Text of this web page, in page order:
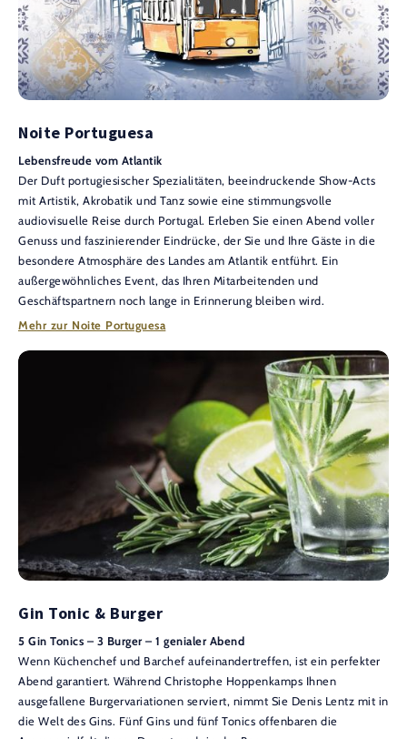
Noite Portuguesa
Lebensfreude vom Atlantik
Der Duft portugiesischer Spezialitäten, beeindruckende Show-Acts
mit Artistik, Akrobatik und Tanz sowie eine stimmungsvolle
audiovisuelle Reise durch Portugal. Erleben Sie einen Abend voller
Genuss und faszinierender Eindrücke, der Sie und Ihre Gäste in die
besondere Atmosphäre des Landes am Atlantik entführt. Ein
außergewöhnliches Event, das Ihren Mitarbeitenden und
Geschäftspartnern noch lange in Erinnerung bleiben wird.
Mehr zur Noite Portuguesa
Gin Tonic & Burger
5 Gin Tonics – 3 Burger – 1 genialer Abend
Wenn Küchenchef und Barchef aufeinandertreffen, ist ein perfekter
Abend garantiert. Während Christophe Hoppenkamps Ihnen
ausgefallene Burgervariationen serviert, nimmt Sie Denis Lentz mit in
die Welt des Gins. Fünf Gins und fünf Tonics offenbaren die